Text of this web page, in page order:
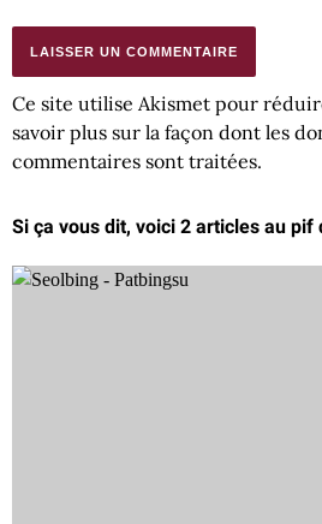
Ce site utilise Akismet pour
savoir plus sur la façon dont les
commentaires sont traitées.
Si ça vous dit, voici 2 articles au